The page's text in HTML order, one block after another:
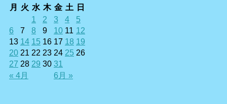
月
火 水 木 金 土 日
« 4月 6月 »
1 2 3 4
5
6
7 8 9 10 11 12
13 14 15 16 17 18 19
20 21 22 23 24 25 26
27 28 29 30 31